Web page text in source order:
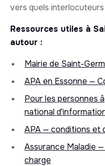
vers quels interlocuteurs
Ressources utiles à
autour :
Mairie de Saint-
APA en Essonne —
Pour les personnes
national
APA — conditions et
Assurance Maladie
charge